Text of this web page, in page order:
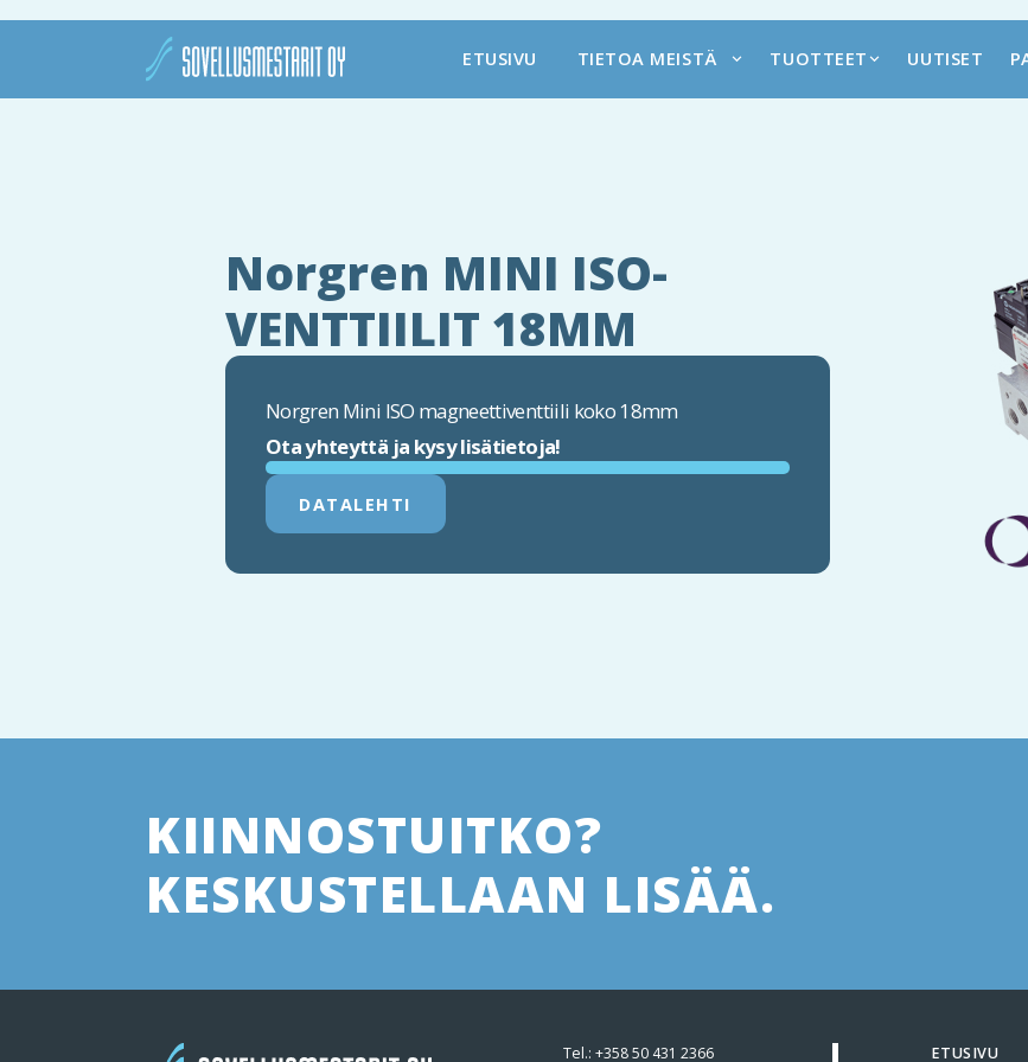
ETUSIVU TIETOA MEISTÄ TUOTTEET UUTISET
Norgren MINI ISO-
VENTTIILIT 18MM
Norgren Mini ISO magneettiventtiili koko 18mm
Ota yhteyttä ja kysy lisätietoja!
DATALEHTI
KIINNOSTUITKO?
KESKUSTELLAAN LISÄÄ.
Tel.: +358 50 431 2366 ETUSIVU